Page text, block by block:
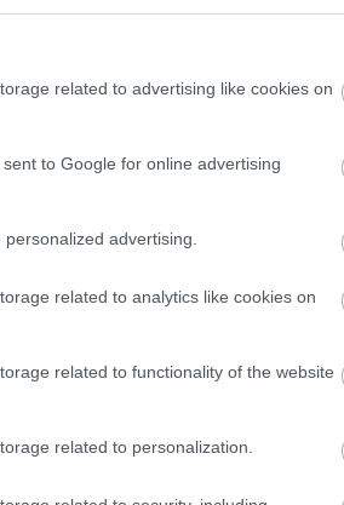
related to advertising like cookies on
to Google for online advertising
advertising.
related to analytics like cookies on
related to functionality of the website
related to personalization.
hogyan működik az
próbálunk egyszerre
okoz.
amikor új feladatra
az eredmény a feladatok